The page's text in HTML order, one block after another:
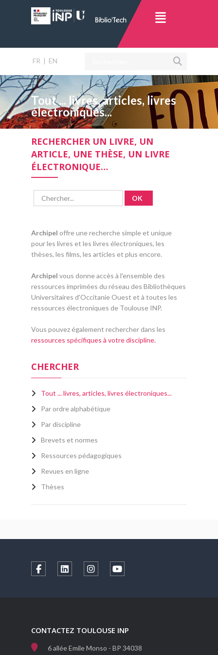
FR | EN
Tout ... livres, articles, livres
électroniques...
RECHERCHER UN LIVRE, UN
ARTICLE, UNE THÈSE, UN LIVRE
ÉLECTRONIQUE…
Archipel offre une recherche simple et unique
pour les livres et les livres électroniques, les
thèses, les films, les articles et plus encore.
Archipel vous donne accès à l'ensemble des
ressources imprimées du réseau des Bibliothèques
Universitaires d'Occitanie Ouest et à toutes les
ressources électroniques de Toulouse INP.
Vous pouvez également rechercher dans les
ressources spécifiques à votre discipline.
CHERCHER
Tout ... livres, articles, livres électroniques...
Par ordre alphabétique
Par discipline
Brevets et normes
Ressources pédagogiques
Revues en ligne
Thèses
CONTACTEZ TOULOUSE INP
6 allée Emile Monso - BP 34038